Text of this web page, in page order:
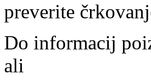
preverite
Do informacij
ali